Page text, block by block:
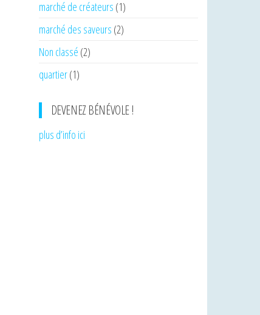
marché de créateurs (1)
marché des saveurs (2)
Non classé (2)
quartier(1)
DEVENEZ BÉNÉVOLE !
plus d’info ici